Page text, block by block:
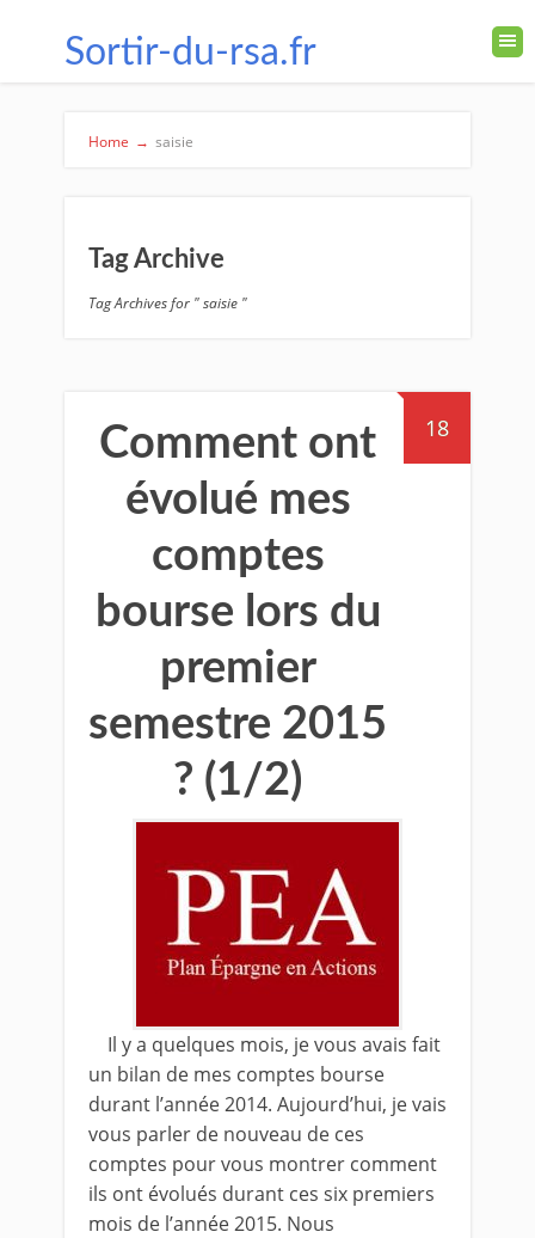
Sortir-du-rsa.fr
Home → saisie
Tag Archive
Tag Archives for " saisie "
18
Comment ont
évolué mes
comptes
bourse lors du
premier
semestre 2015
? (1/2)
Il y a quelques mois, je vous avais fait
un bilan de mes comptes bourse
durant l’année 2014. Aujourd’hui, je vais
vous parler de nouveau de ces
comptes pour vous montrer comment
ils ont évolués durant ces six premiers
mois de l’année 2015. Nous